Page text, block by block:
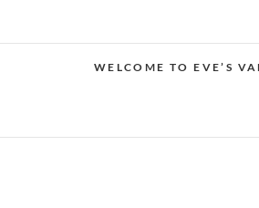
WELCOME TO EVE’S